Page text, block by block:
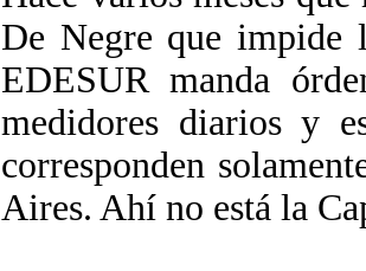
De Negre que impide
EDESUR manda
medidores diarios y
corresponden
Aires. Ahí no está la